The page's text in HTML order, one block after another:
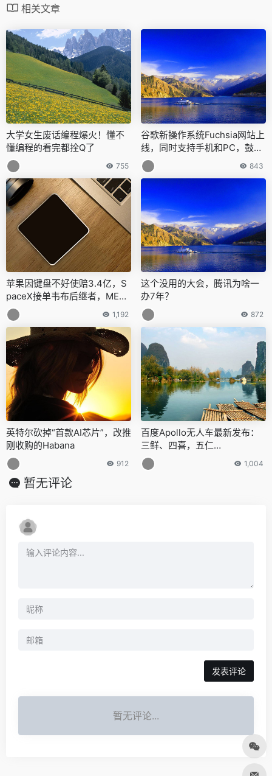
相关文章
大学女生废话编程爆火！懂不
懂编程的看完都拴Q了
755
谷歌新操作系统Fuchsia网站上
线，同时支持手机和PC，鼓励
开发者参与进来
843
苹果因键盘不好使赔3.4亿，S
paceX接单韦布后继者，META
起诉Meta，今日更多新鲜事在
此
1,192
这个没用的大会，腾讯为啥一
办7年？
872
英特尔砍掉“首款AI芯片”，改推
刚收购的Habana
912
百度Apollo无人车最新发布：
三鲜、四喜，五仁…
1,004
暂无评论
发表评论
暂无评论...